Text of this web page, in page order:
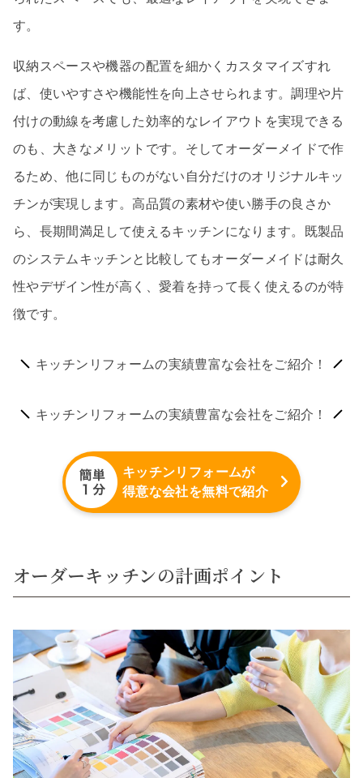
す。
収納スペースや機器の配置を細かくカスタマイズすれ
ば、使いやすさや機能性を向上させられます。調理や片
付けの動線を考慮した効率的なレイアウトを実現できる
のも、大きなメリットです。そしてオーダーメイドで作
るため、他に同じものがない自分だけのオリジナルキッ
チンが実現します。高品質の素材や使い勝手の良さか
ら、長期間満足して使えるキッチンになります。既製品
のシステムキッチンと比較してもオーダーメイドは耐久
性やデザイン性が高く、愛着を持って長く使えるのが特
徴です。
キッチンリフォームの実績豊富な会社をご紹介！
キッチンリフォームの実績豊富な会社をご紹介！
キッチンリフォームが
得意な会社を無料で紹介
オーダーキッチンの計画ポイント